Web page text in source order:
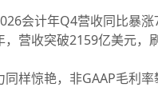
会计年Q4营收同比暴涨
营收突破2159亿美元，
惊艳，非GAAP毛利率